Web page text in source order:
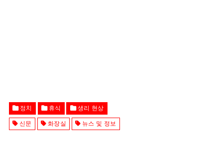
정치 휴식 생리 현상
신문 화장실 뉴스 및 정보